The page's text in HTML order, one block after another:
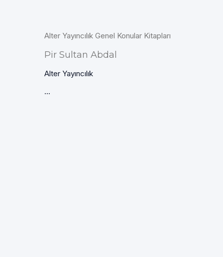
Alter Yayıncılık Genel Konular Kitapları
Pir Sultan Abdal
Alter Yayıncılık
...